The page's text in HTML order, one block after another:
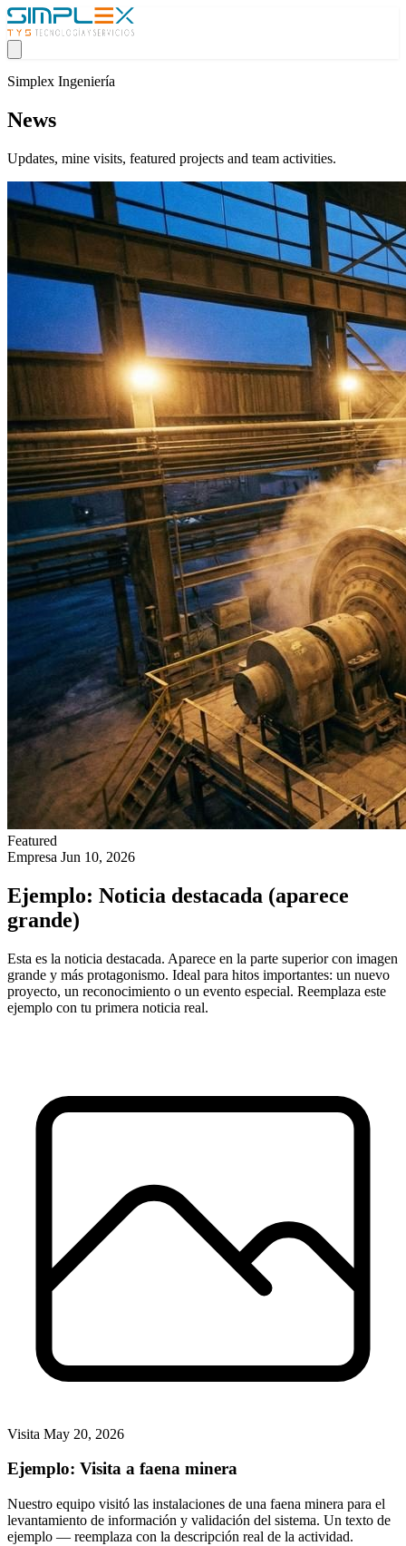
Simplex Ingeniería
News
Updates, mine visits, featured projects and team activities.
Featured
Empresa Jun 10, 2026
Ejemplo: Noticia destacada (aparece
grande)
Esta es la noticia destacada. Aparece en la parte superior con imagen
grande y más protagonismo. Ideal para hitos importantes: un nuevo
proyecto, un reconocimiento o un evento especial. Reemplaza este
ejemplo con tu primera noticia real.
Visita May 20, 2026
Ejemplo: Visita a faena minera
Nuestro equipo visitó las instalaciones de una faena minera para el
levantamiento de información y validación del sistema. Un texto de
ejemplo — reemplaza con la descripción real de la actividad.